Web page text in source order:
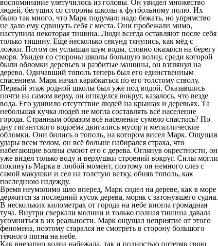
воспоминание улетучилось из головы. Он увидел множество
людей, бегущих со стороны школы к футбольному полю. Их
было так много, что Марк подумал: надо бежать, но упрямство
не дало ему сдвинуть себя с места. Они пробежали мимо,
наступила некоторая тишина. Люди всегда оставляют после себя
только тишину. Еще несколько секунд тянулись, как мёд с
ложки. Потом он услышал шум воды, словно оказался на берегу
моря. Увидев со стороны школы большую волну, среди которой
были обломки деревьев и разбитые машины, он взглянул на
дерево. Одичавший тополь теперь был его единственным
спасением. Марк начал карабкаться по его толстому стволу.
Первый этаж родной школы был уже под водой. Оказавшись
почти на самом верху, он огляделся вокруг, казалось, что везде
вода. Его удивило отсутствие людей на крышах и деревьях. Та
небольшая кучка людей не могла составлять всё население
города. Странным образом всё население сумело спастись? По
дну гигантского водоёма двигались мусор и металлические
обломки. Они бились о тополь, на котором висел Марк. Ощущая
удары всем телом, он всё больше набирался страха, что
набегающие волны смоют его с дерева. Оглянув окрестности, он
уже видел только воду и верхушки строений вокруг. Силы могли
покинуть Марка в любой момент, поэтому он немного слез с
самой макушки и сел на толстую ветку, обняв тополь, как
последнюю надежду.
Время неумолимо шло вперед, Марк сидел на дереве, как в море
держится за последний кусок дерева, моряк с затонувшего судна.
В нескольких километрах от города на небе висела громадная
туча. Внутри сверкали молнии и только полная тишина давала
усомниться в их реальности. Марк ощущал неприятие от этого
феномена, поэтому старался не смотреть в сторону большого
тёмного пятна на небе.
Как внезапно волна набежала, так и полностью потеряв свою